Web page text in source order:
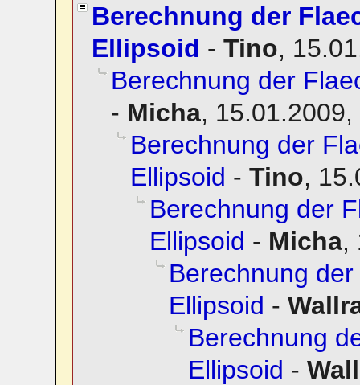
Berechnung der
Ellipsoid - Tino,
Berechnung der
- Micha, 15.01.2009,
Berechnung der
Ellipsoid - Tino,
Berechnung der
Ellipsoid - Micha,
Berechnung
Ellipsoid -
Berechnung
Ellipsoid -